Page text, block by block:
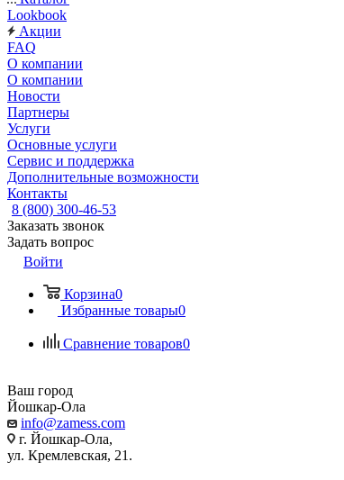
Lookbook
Акции
FAQ
О компании
О компании
Новости
Партнеры
Услуги
Основные услуги
Сервис и поддержка
Дополнительные возможности
Контакты
8 (800) 300-46-53
Заказать звонок
Задать вопрос
Войти
Корзина0
Избранные товары0
Сравнение товаров0
Ваш город
Йошкар-Ола
info@zamess.com
г. Йошкар-Ола,
ул. Кремлевская, 21.